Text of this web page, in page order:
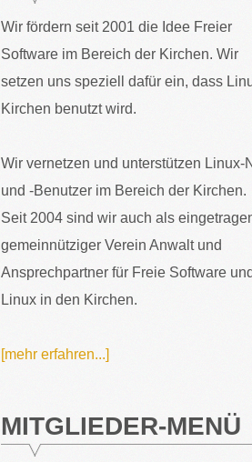
Wir fördern seit 2001 die Idee Freier
Software im Bereich der Kirchen. Wir
setzen uns speziell dafür ein, dass
Kirchen benutzt wird.
Wir vernetzen und unterstützen Linux-
und -Benutzer im Bereich der Kirchen.
Seit 2004 sind wir auch als
gemeinnütziger Verein Anwalt und
Ansprechpartner für Freie Software
Linux in den Kirchen.
[mehr erfahren...]
MITGLIEDER-MENÜ